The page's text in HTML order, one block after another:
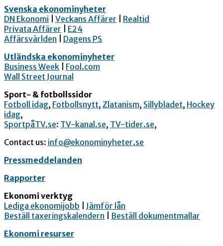
Svenska ekonominyheter
DN Ekonomi
Veckans Affärer
Realtid
Privata Affärer
E24
Affärsvärlden
Dagens PS
Utländska ekonominyheter
Business Week
Fool.com
Wall Street Journal
Sport- & fotbollssidor
Fotboll idag, Fotbollsnytt, Zlatanism, Sillybladet, Hockey
idag,
SportpåTV.se: TV-kanal.se, TV-tider.se,
Contact us: info@ekonominyheter.se
Pressmeddelanden
Rapporter
Ekonomi verktyg
Lediga ekonomijobb
Jämför lån
Beställ taxeringskalendern
Beställ dokumentmallar
Ekonomi resurser